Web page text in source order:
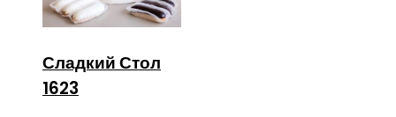
Сладкий Стол
1623